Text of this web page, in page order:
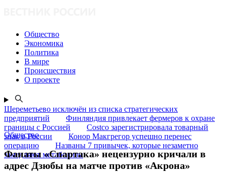
Общество
Экономика
Политика
В мире
Происшествия
О проекте
Шереметьево исключён из списка стратегических
предприятий
Финляндия привлекает фермеров к охране
границы с Россией
Costco зарегистрировала товарный
знак в России
Конор Макгрегор успешно перенес
операцию
Названы 7 привычек, которые незаметно
замедляют метаболизм
Общество
Фанаты «Спартака» нецензурно кричали в
адрес Дзюбы на матче против «Акрона»